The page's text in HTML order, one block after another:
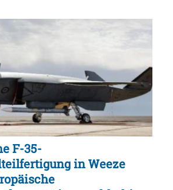
F-35-
in Weeze